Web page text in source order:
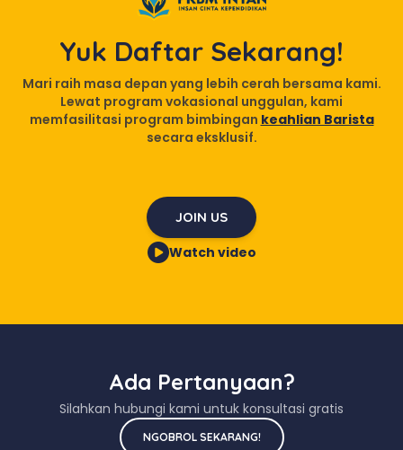
Yuk Daftar Sekarang!
Mari raih masa depan yang lebih cerah bersama kami.
Lewat program vokasional unggulan, kami
memfasilitasi program bimbingan keahlian Barista
secara eksklusif.
JOIN US
Watch video
Ada Pertanyaan?
Silahkan hubungi kami untuk konsultasi gratis
NGOBROL SEKARANG!